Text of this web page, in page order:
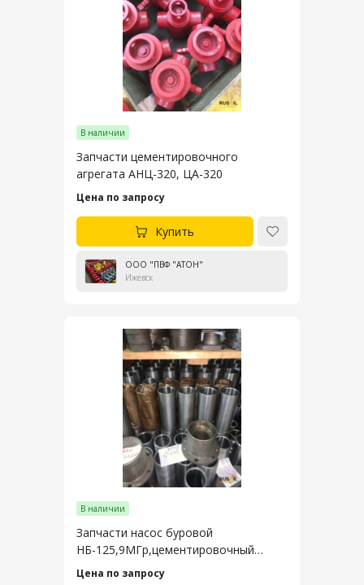
В наличии
Запчасти цементировочного
агрегата АНЦ-320, ЦА-320
Цена по запросу
Купить
ООО "ПВФ "АТОН"
Ижевск
В наличии
Запчасти насос буровой
НБ-125,9МГр,цементировочный
НЦ-320,9Т,ЦА-320
Цена по запросу